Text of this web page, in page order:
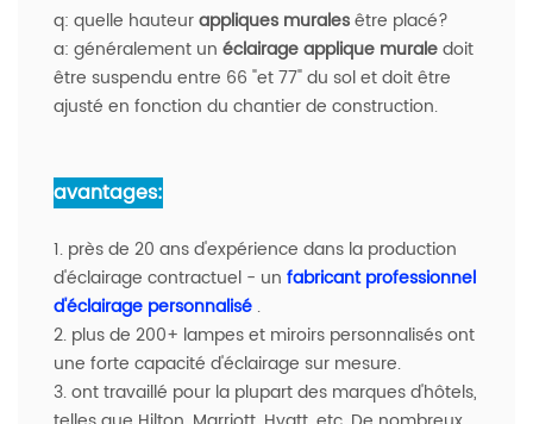
q: quelle hauteurappliques muralesêtre placé?
a: généralement un éclairage applique muraledoit
être suspendu entre 66 "et 77" du sol et doit être
ajusté en fonction du chantier de construction.
avantages:
1. près de 20 ans d'expérience dans la production
d'éclairage contractuel - un fabricant professionnel
d'éclairage personnalisé .
2. plus de 200+ lampes et miroirs personnalisés ont
une forte capacité d'éclairage sur mesure.
3. ont travaillé pour la plupart des marques d'hôtels,